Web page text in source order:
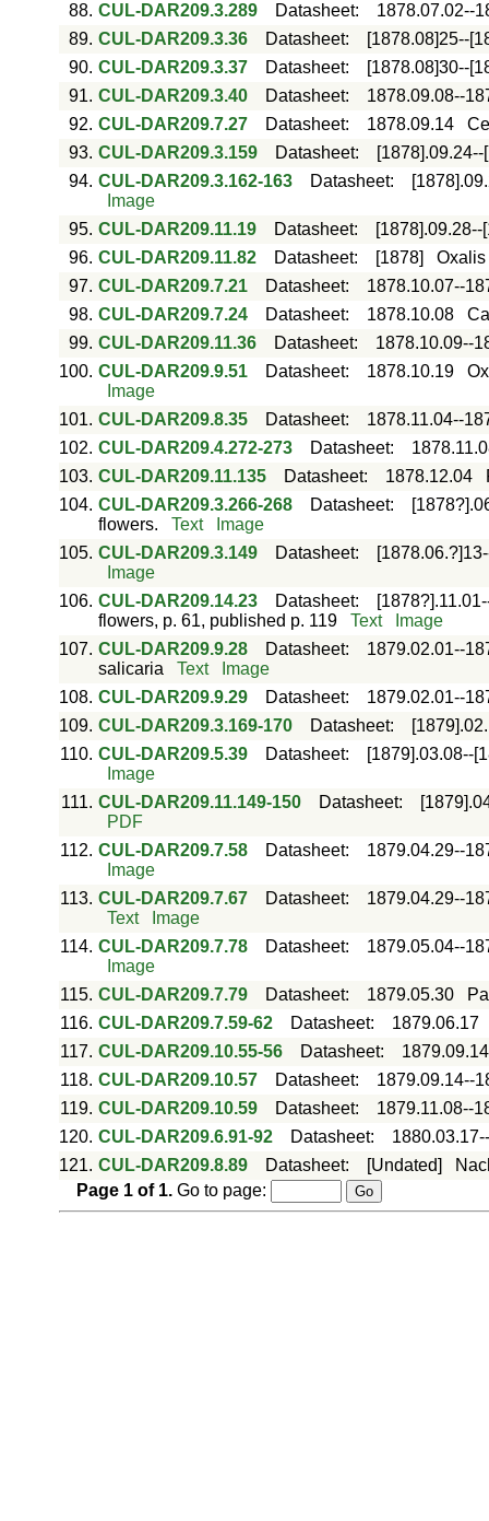
88. CUL-DAR209.3.289 Datasheet:
1878.07.02--
89. CUL-DAR209.3.36 Datasheet:
[1878.08]25--
90. CUL-DAR209.3.37 Datasheet:
[1878.08]30--
91. CUL-DAR209.3.40 Datasheet:
1878.09.08--
92. CUL-DAR209.7.27 Datasheet: 1878.09.14
93. CUL-DAR209.3.159 Datasheet:
94. CUL-DAR209.3.162-163 Datasheet:
Image
95. CUL-DAR209.11.19 Datasheet:
[1878].09.28--
96. CUL-DAR209.11.82 Datasheet: [1878]
Oxalis
97. CUL-DAR209.7.21 Datasheet:
1878.10.07--
98. CUL-DAR209.7.24 Datasheet: 1878.10.08
99. CUL-DAR209.11.36 Datasheet:
1878.10.09--
100. CUL-DAR209.9.51 Datasheet: 1878.10.19
Image
101. CUL-DAR209.8.35 Datasheet:
1878.11.04--
102. CUL-DAR209.4.272-273 Datasheet:
103. CUL-DAR209.11.135 Datasheet: 1878.12.04
104. CUL-DAR209.3.266-268 Datasheet:
flowers.
Text
Image
105. CUL-DAR209.3.149 Datasheet:
Image
106. CUL-DAR209.14.23 Datasheet:
flowers, p. 61, published p. 119
Text
Image
107. CUL-DAR209.9.28 Datasheet:
1879.02.01--
salicaria
Text
Image
108. CUL-DAR209.9.29 Datasheet:
1879.02.01--
109. CUL-DAR209.3.169-170 Datasheet:
110. CUL-DAR209.5.39 Datasheet:
[1879].03.08--
Image
111. CUL-DAR209.11.149-150 Datasheet:
PDF
112. CUL-DAR209.7.58 Datasheet:
1879.04.29--
Image
113. CUL-DAR209.7.67 Datasheet:
1879.04.29--
Text
Image
114. CUL-DAR209.7.78 Datasheet:
1879.05.04--
Image
115. CUL-DAR209.7.79 Datasheet: 1879.05.30
116. CUL-DAR209.7.59-62 Datasheet:
1879.06.17
117. CUL-DAR209.10.55-56 Datasheet:
118. CUL-DAR209.10.57 Datasheet:
1879.09.14--
119. CUL-DAR209.10.59 Datasheet:
1879.11.08--
120. CUL-DAR209.6.91-92 Datasheet:
121. CUL-DAR209.8.89 Datasheet: [Undated]
Page 1of 1.Go to page: